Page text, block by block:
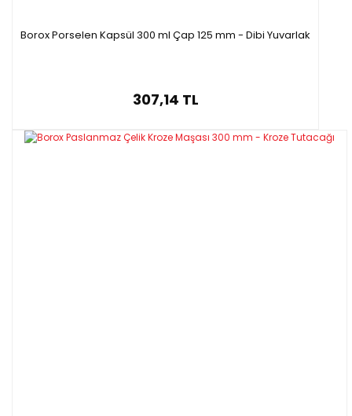
Borox Porselen Kapsül 300 ml Çap 125 mm - Dibi Yuvarlak
307,14 TL